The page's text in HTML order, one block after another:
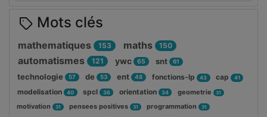
Mots clés
mathematiques 153 maths 150
automatismes 121 ywc 65 snt 61
technologie 57 de 53 ent 48 fonctions-lp 43 cap 41
modelisation 40 spcl 36 orientation 34 geometrie 31
motivation 31 pensees positives 31 programmation 31